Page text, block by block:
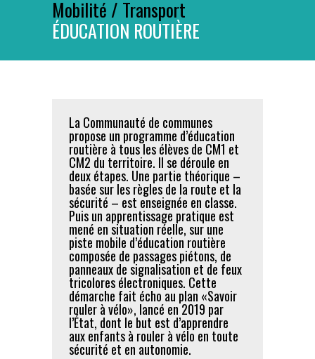
Mobilité / Transport
ÉDUCATION ROUTIÈRE
La Communauté de communes
propose un programme d’éducation
routière à tous les élèves de CM1 et
CM2 du territoire. Il se déroule en
deux étapes. Une partie théorique –
basée sur les règles de la route et la
sécurité – est enseignée en classe.
Puis un apprentissage pratique est
mené en situation réelle, sur une
piste mobile d’éducation routière
composée de passages piétons, de
panneaux de signalisation et de feux
tricolores électroniques. Cette
démarche fait écho au plan «Savoir
rouler à vélo», lancé en 2019 par
l’État, dont le but est d’apprendre
aux enfants à rouler à vélo en toute
sécurité et en autonomie.